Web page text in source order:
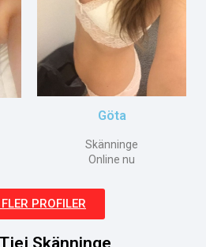
Göta
Skänninge
Online nu
PROFILER